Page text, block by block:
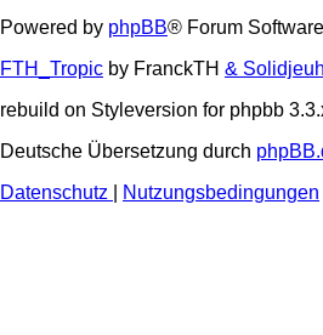
Powered by phpBB® Forum
FTH_Tropic by FranckTH & Solidjeuh
rebuild on Styleversion for phpbb
Deutsche Übersetzung durch
Datenschutz
Nutzungsbedingungen